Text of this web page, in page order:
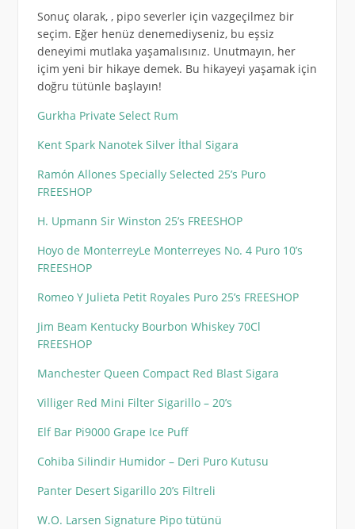
Sonuç olarak, , pipo severler için vazgeçilmez bir
seçim. Eğer henüz denemediyseniz, bu eşsiz
deneyimi mutlaka yaşamalısınız. Unutmayın, her
içim yeni bir hikaye demek. Bu hikayeyi yaşamak için
doğru tütünle başlayın!
Gurkha Private Select Rum
Kent Spark Nanotek Silver İthal Sigara
Ramón Allones Specially Selected 25’s Puro
FREESHOP
H. Upmann Sir Winston 25’s FREESHOP
Hoyo de MonterreyLe Monterreyes No. 4 Puro 10’s
FREESHOP
Romeo Y Julieta Petit Royales Puro 25’s FREESHOP
Jim Beam Kentucky Bourbon Whiskey 70Cl
FREESHOP
Manchester Queen Compact Red Blast Sigara
Villiger Red Mini Filter Sigarillo – 20’s
Elf Bar Pi9000 Grape Ice Puff
Cohiba Silindir Humidor – Deri Puro Kutusu
Panter Desert Sigarillo 20’s Filtreli
W.O. Larsen Signature Pipo tütünü